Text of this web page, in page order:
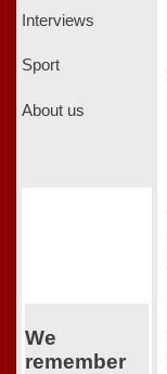
Interviews
Sport
About us
We
remember